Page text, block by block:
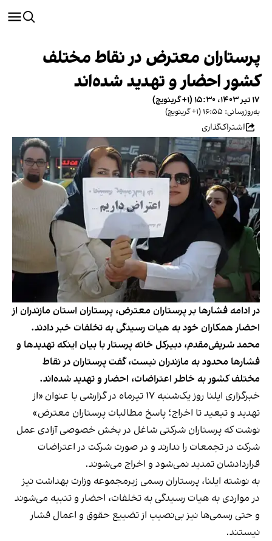
پرستاران معترض در نقاط مختلف
کشور احضار و تهدید شده‌اند
۱۷ تیر ۱۴۰۳، ۱۵:۳۰ (‎+۱ گرینویچ)
به‌روزرسانی: ۱۶:۵۵ (‎+۱ گرینویچ)
اشتراک‌گذاری
در ادامه فشارها بر پرستاران معترض، پرستاران استان مازندران از
احضار همکاران خود به هیات رسیدگی به تخلفات خبر دادند.
محمد شریفی‌مقدم، دبیرکل خانه پرستار با بیان اینکه تهدیدها و
فشارها محدود به مازندران نیست، گفت پرستاران در نقاط
مختلف کشور به خاطر اعتراضات، احضار و تهدید شده‌اند.
خبرگزاری ایلنا روز یک‌شنبه ۱۷ تیرماه در گزارشی با عنوان «از
تهدید و تبعید تا اخراج؛ پاسخ مطالبات پرستاران معترض»
نوشتکه پرستاران شرکتی شاغل در بخش خصوصی آزادی عمل
شرکت در تجمعات را ندارند و در صورت شرکت در اعتراضات
قراردادشان تمدید نمی‌شود و اخراج می‌شوند.
به نوشته ایلنا، پرستاران رسمی زیرمجموعه وزارت بهداشت نیز
در مواردی به هیات رسیدگی به تخلفات، احضار و تنبیه می‌شوند
و حتی رسمی‌ها نیز بی‌نصیب از تضییع حقوق و اعمال فشار
نیستند.